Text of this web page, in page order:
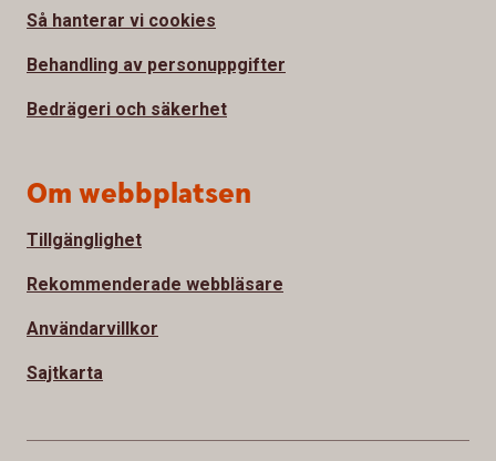
Så hanterar vi cookies
Behandling av personuppgifter
Bedrägeri och säkerhet
Om webbplatsen
Tillgänglighet
Rekommenderade webbläsare
Användarvillkor
Sajtkarta